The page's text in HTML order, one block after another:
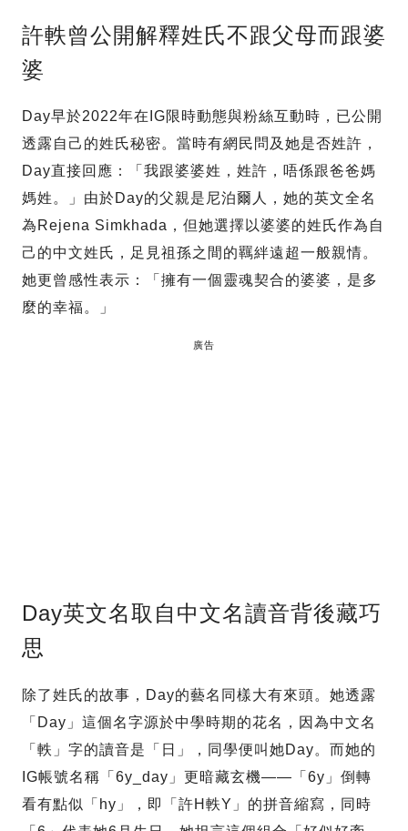
許軼曾公開解釋姓氏不跟父母而跟婆
婆
Day早於2022年在IG限時動態與粉絲互動時，已公開
透露自己的姓氏秘密。當時有網民問及她是否姓許，
Day直接回應：「我跟婆婆姓，姓許，唔係跟爸爸媽
媽姓。」由於Day的父親是尼泊爾人，她的英文全名
為Rejena Simkhada，但她選擇以婆婆的姓氏作為自
己的中文姓氏，足見祖孫之間的羈絆遠超一般親情。
她更曾感性表示：「擁有一個靈魂契合的婆婆，是多
麼的幸福。」
廣告
Day英文名取自中文名讀音背後藏巧
思
除了姓氏的故事，Day的藝名同樣大有來頭。她透露
「Day」這個名字源於中學時期的花名，因為中文名
「軼」字的讀音是「日」，同學便叫她Day。而她的
IG帳號名稱「6y_day」更暗藏玄機——「6y」倒轉
看有點似「hy」，即「許H軼Y」的拼音縮寫，同時